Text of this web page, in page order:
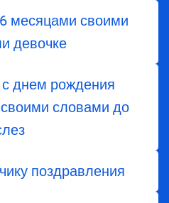
месяцами своими
девочке
днем ​​рождения
словами до
поздравления